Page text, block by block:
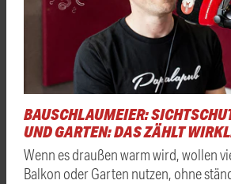
BAUSCHLAUMEIER:
UND GARTEN: DAS ZÄHLT
Wenn es draußen warm wird, wollen
Balkon oder Garten nutzen, ohne